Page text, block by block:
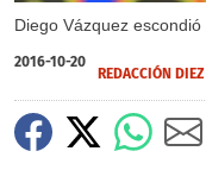
Diego Vázquez
2016-10-20
REDACCIÓN DIEZ